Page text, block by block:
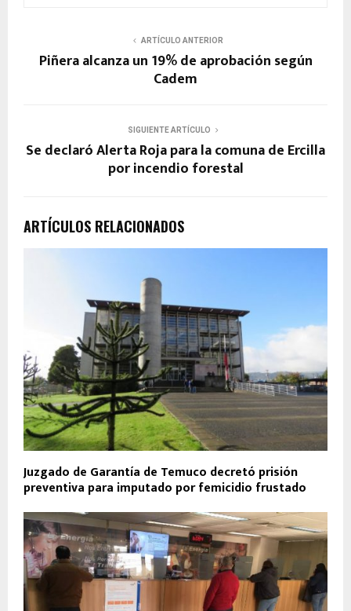
ARTÍCULO ANTERIOR
Piñera alcanza un 19% de aprobación según
Cadem
SIGUIENTE ARTÍCULO
Se declaró Alerta Roja para la comuna de Ercilla
por incendio forestal
ARTÍCULOS RELACIONADOS
Juzgado de Garantía de Temuco decretó prisión
preventiva para imputado por femicidio frustado